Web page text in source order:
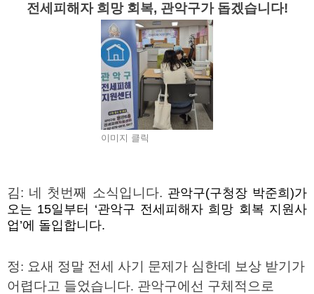
전세피해자 희망 회복, 관악구가 돕겠습니다!
이미지 클릭
김: 네 첫번째 소식입니다. 관악구(구청장 박준희)가
오는 15일부터 ‘관악구 전세피해자 희망 회복 지원사
업’에 돌입합니다.
정: 요새 정말 전세 사기 문제가 심한데 보상 받기가
어렵다고 들었습니다. 관악구에선 구체적으로